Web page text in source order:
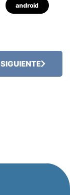
android
ARTÍCULO
SIGUIENTE